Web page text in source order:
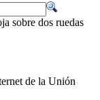
sobre dos ruedas
de la Unión